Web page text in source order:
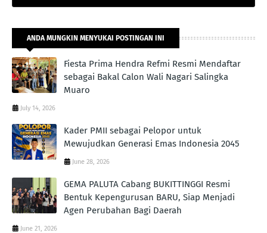
ANDA MUNGKIN MENYUKAI POSTINGAN INI
Fiesta Prima Hendra Refmi Resmi Mendaftar
sebagai Bakal Calon Wali Nagari Salingka
Muaro
July 14, 2026
Kader PMII sebagai Pelopor untuk
Mewujudkan Generasi Emas Indonesia 2045
June 28, 2026
GEMA PALUTA Cabang BUKITTINGGI Resmi
Bentuk Kepengurusan BARU, Siap Menjadi
Agen Perubahan Bagi Daerah
June 21, 2026